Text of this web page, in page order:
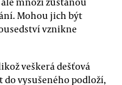
Mohou jich být
vznikne
veškerá dešťová
do vysušeného podloží,